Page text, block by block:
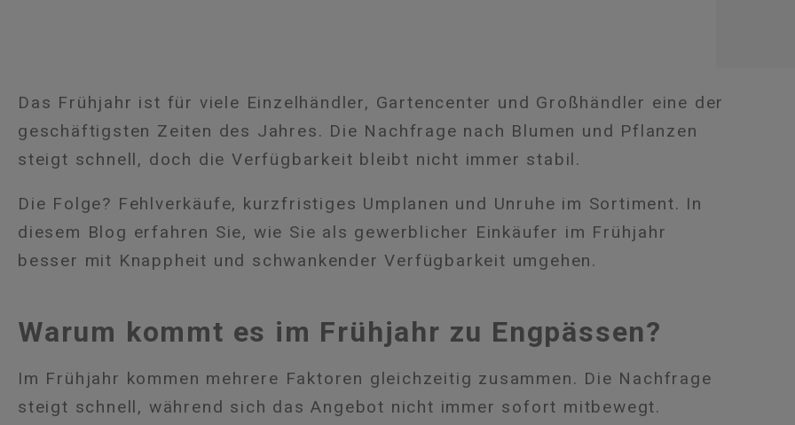
Das Frühjahr ist für viele Einzelhändler, Gartencenter und Großhändler eine der
geschäftigsten Zeiten des Jahres. Die Nachfrage nach Blumen und Pflanzen
steigt schnell, doch die Verfügbarkeit bleibt nicht immer stabil.
Die Folge? Fehlverkäufe, kurzfristiges Umplanen und Unruhe im Sortiment. In
diesem Blog erfahren Sie, wie Sie als gewerblicher Einkäufer im Frühjahr
besser mit Knappheit und schwankender Verfügbarkeit umgehen.
Warum kommt es im Frühjahr zu Engpässen?
Im Frühjahr kommen mehrere Faktoren gleichzeitig zusammen. Die Nachfrage
steigt schnell, während sich das Angebot nicht immer sofort mitbewegt.